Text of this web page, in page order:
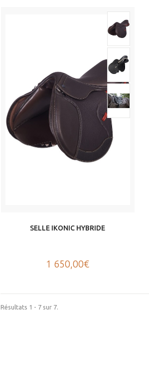
SELLE IKONIC HYBRIDE
1 650,00€
Résultats 1 - 7 sur 7.